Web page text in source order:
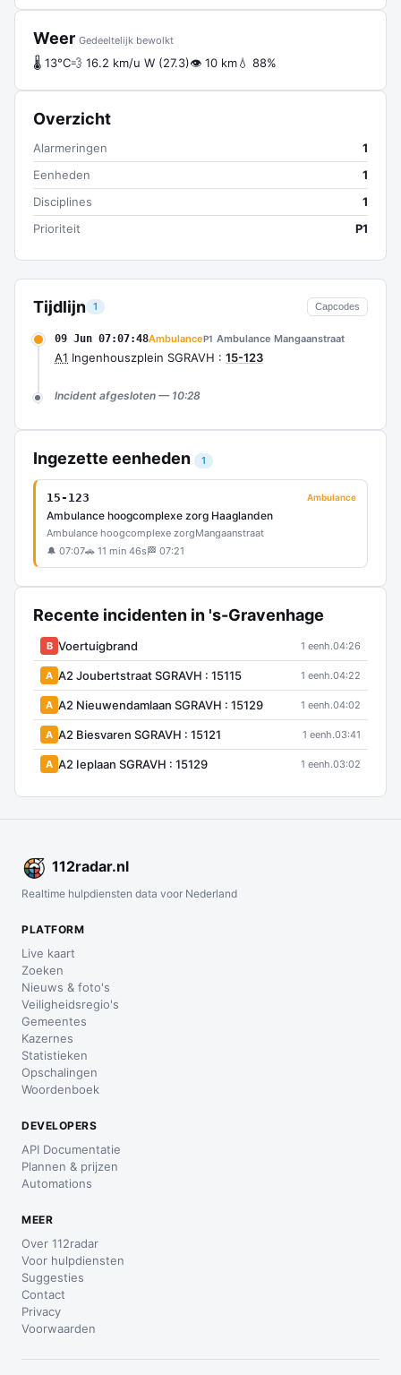
Tijdlijn 1 Capcodes
09 Jun 07:07:48AmbulanceP1 Ambulance Mangaanstraat
A1 Ingenhouszplein SGRAVH : 15-123
Incident afgesloten — 10:28
Ingezette eenheden 1
15-123 Ambulance
Ambulance hoogcomplexe zorg Haaglanden
Ambulance hoogcomplexe zorgMangaanstraat
🔔 07:07🚗 11 min 46s 🏁 07:21
Recente incidenten in 's-Gravenhage
B Voertuigbrand 1 eenh.04:26
A A2 Joubertstraat SGRAVH : 15115 1 eenh.04:22
A A2 Nieuwendamlaan SGRAVH : 15129 1 eenh.04:02
A A2 Biesvaren SGRAVH : 15121 1 eenh.03:41
A A2 Ieplaan SGRAVH : 15129 1 eenh.03:02
Weer Gedeeltelijk bewolkt
🌡 13°C💨 16.2 km/u W (27.3)👁 10 km💧 88%
Overzicht
Alarmeringen
1
Eenheden
1
Disciplines
1
Prioriteit
P1
112radar.nl
Realtime hulpdiensten data voor Nederland
PLATFORM
Live kaart
Zoeken
Nieuws & foto's
Veiligheidsregio's
Gemeentes
Kazernes
Statistieken
Opschalingen
Woordenboek
DEVELOPERS
API Documentatie
Plannen & prijzen
Automations
MEER
Over 112radar
Voor hulpdiensten
Suggesties
Contact
Privacy
Voorwaarden